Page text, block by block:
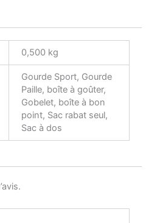
0,500 kg
Gourde Sport, Gourde
Paille, boîte à goûter,
Gobelet, boîte à bon
point, Sac rabat seul,
Sac à dos